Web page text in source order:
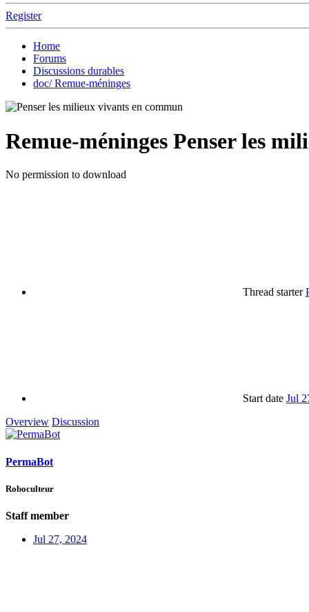
Register
Home
Forums
Discussions durables
doc/ Remue-méninges
Remue-méninges Penser les
No permission to download
Thread starter
Start date Jul
Overview Discussion
PermaBot
Roboculteur
Staff member
Jul 27, 2024